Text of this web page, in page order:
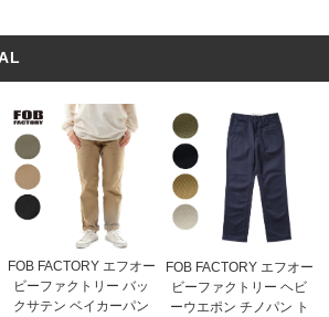
FOB FACTORY エフオー
ビーファクトリー バッ
クサテン ベイカーパン
FOB FACTORY エフオー
ビーファクトリー ヘビ
ーウエポン チノパン ト